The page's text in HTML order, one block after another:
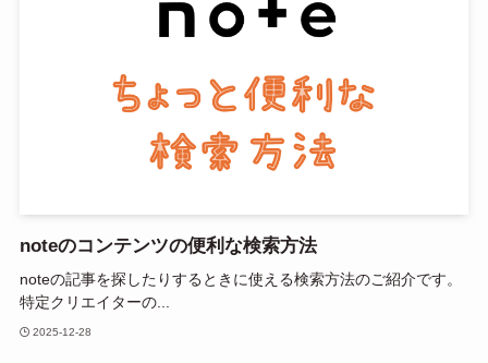
noteのコンテンツの便利な検索方法
noteの記事を探したりするときに使える検索方法のご紹介です。
特定クリエイターの...
2025-12-28